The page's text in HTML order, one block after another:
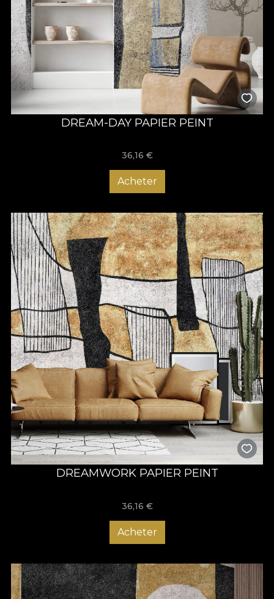
DREAM-DAY PAPIER PEINT
36,16 €
Acheter
DREAMWORK PAPIER PEINT
36,16 €
Acheter